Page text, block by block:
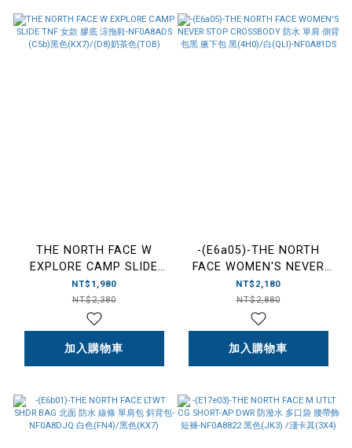
THE NORTH FACE W
EXPLORE CAMP SLIDE
TNF 女款 膠底 涼拖鞋-
NF0A8ADS (C5b)黑色
(KX7)/(D8)奶茶色(TOB)
NT$1,980
NT$2,380
加入購物車
-(E6a05)-THE NORTH
FACE WOMEN'S NEVER
STOP CROSSBODY 防水
單肩 側背包黑 腋下包 黑
(4H0)/白(QLI)-NF0A81DS
NT$2,180
NT$2,880
加入購物車